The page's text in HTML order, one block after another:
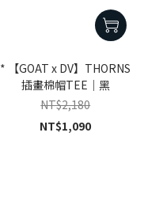
* 【GOAT x DV】THORNS
插畫棉帽TEE｜黑
NT$2,180
NT$1,090